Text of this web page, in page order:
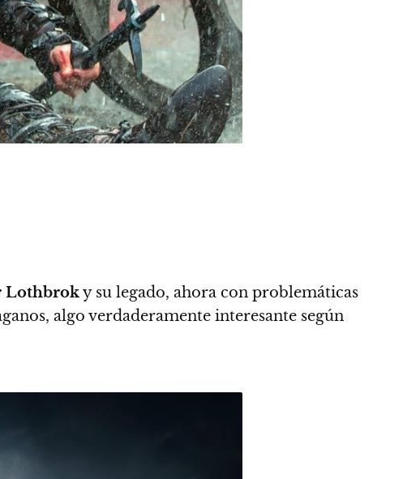
Lothbroky su legado, ahora con problemáticas
algo verdaderamente interesante según